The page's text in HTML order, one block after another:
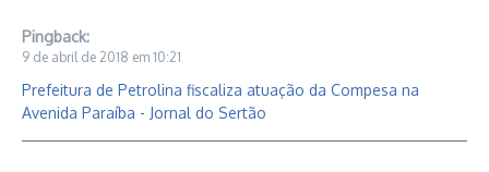
Pingback:
9 de abril de 2018 em 10:21
Prefeitura de Petrolina fiscaliza atuação da Compesa na
Avenida Paraíba - Jornal do Sertão